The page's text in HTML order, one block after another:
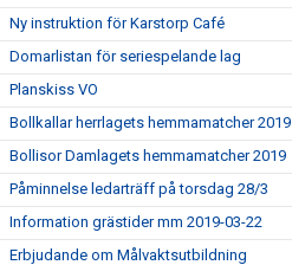
Ny instruktion för Karstorp Café
Domarlistan för seriespelande lag
Planskiss VO
Bollkallar herrlagets hemmamatcher 2019
Bollisor Damlagets hemmamatcher 2019
Påminnelse ledarträff på torsdag 28/3
Information grästider mm 2019-03-22
Erbjudande om Målvaktsutbildning